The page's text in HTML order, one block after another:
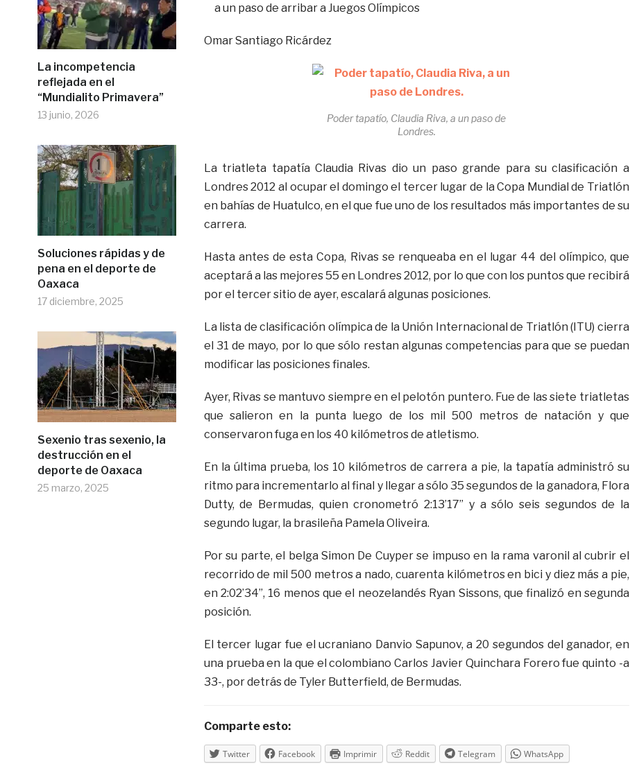
La incompetencia
reflejada en el
“Mundialito Primavera”
13 junio, 2026
Soluciones rápidas y de
pena en el deporte de
Oaxaca
17 diciembre, 2025
Sexenio tras sexenio, la
destrucción en el
deporte de Oaxaca
25 marzo, 2025
a un paso de arribar a Juegos Olímpicos
Omar Santiago Ricárdez
Poder tapatío, Claudia Riva, a un paso de
Londres.
La triatleta tapatía Claudia Rivas dio un paso grande para su clasificación a
Londres 2012 al ocupar el domingo el tercer lugar de la Copa Mundial de Triatlón
en bahías de Huatulco, en el que fue uno de los resultados más importantes de su
carrera.
Hasta antes de esta Copa, Rivas se renqueaba en el lugar 44 del olímpico, que
aceptará a las mejores 55 en Londres 2012, por lo que con los puntos que recibirá
por el tercer sitio de ayer, escalará algunas posiciones.
La lista de clasificación olímpica de la Unión Internacional de Triatlón (ITU) cierra
el 31 de mayo, por lo que sólo restan algunas competencias para que se puedan
modificar las posiciones finales.
Ayer, Rivas se mantuvo siempre en el pelotón puntero. Fue de las siete triatletas
que salieron en la punta luego de los mil 500 metros de natación y que
conservaron fuga en los 40 kilómetros de atletismo.
En la última prueba, los 10 kilómetros de carrera a pie, la tapatía administró su
ritmo para incrementarlo al final y llegar a sólo 35 segundos de la ganadora, Flora
Dutty, de Bermudas, quien cronometró 2:13’17” y a sólo seis segundos de la
segundo lugar, la brasileña Pamela Oliveira.
Por su parte, el belga Simon De Cuyper se impuso en la rama varonil al cubrir el
recorrido de mil 500 metros a nado, cuarenta kilómetros en bici y diez más a pie,
en 2:02’34”, 16 menos que el neozelandés Ryan Sissons, que finalizó en segunda
posición.
El tercer lugar fue el ucraniano Danvio Sapunov, a 20 segundos del ganador, en
una prueba en la que el colombiano Carlos Javier Quinchara Forero fue quinto -a
33-, por detrás de Tyler Butterfield, de Bermudas.
Comparte esto:
Twitter Facebook Imprimir Reddit Telegram
WhatsApp